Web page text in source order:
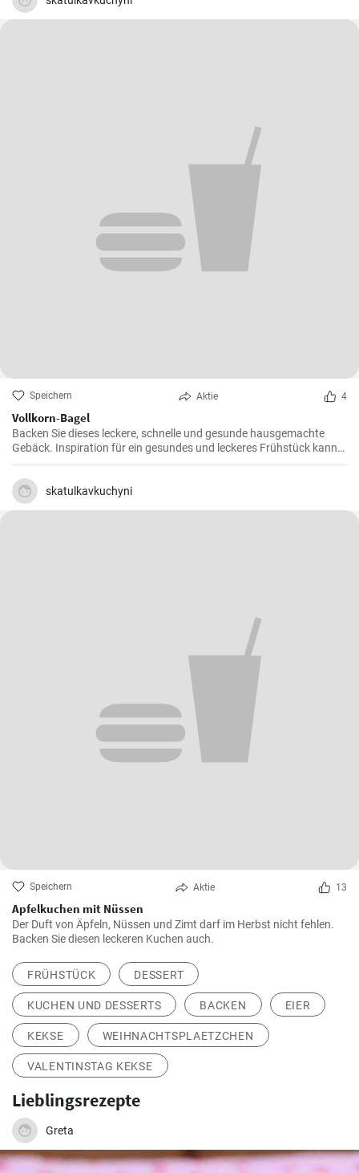
Speichern Aktie 4
Vollkorn-Bagel
Backen Sie dieses leckere, schnelle und gesunde hausgemachte
Gebäck. Inspiration für ein gesundes und leckeres Frühstück kann
man nie genug haben.
skatulkavkuchyni
Speichern Aktie 13
Apfelkuchen mit Nüssen
Der Duft von Äpfeln, Nüssen und Zimt darf im Herbst nicht fehlen.
Backen Sie diesen leckeren Kuchen auch.
FRÜHSTÜCK DESSERT
KUCHEN UND DESSERTS BACKEN EIER
KEKSE WEIHNACHTSPLAETZCHEN
VALENTINSTAG KEKSE
Lieblingsrezepte
Greta